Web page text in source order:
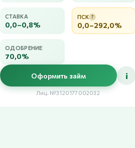
СТАВКА
0,0–0,8%
ПСК ?
0,0–292,0%
ОДОБРЕНИЕ
70,0%
Оформить займ i
Лиц. №3120177002032